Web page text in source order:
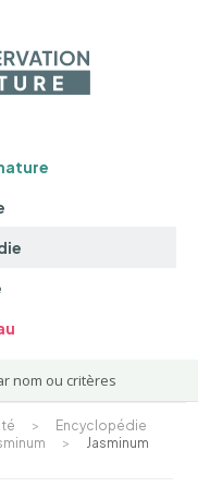
nom ou critères
>
Encyclopédie
>
Jasminum